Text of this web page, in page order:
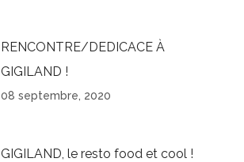
RENCONTRE/DEDICACE À
GIGILAND !
08 septembre, 2020
GIGILAND, le resto food et cool !